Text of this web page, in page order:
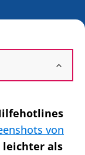
von
leichter als